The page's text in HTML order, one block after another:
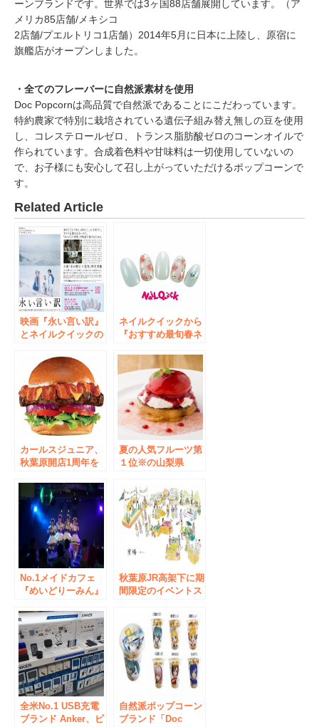
ーンブランドです。世界では3ヶ国88店舗展開しています。（ア
メリカ85店舗/メキシコ
2店舗/プエルトリコ1店舗）2014年5月に日本に上陸し、原宿に
旗艦店がオープンしました。
・全てのフレーバーに自然派素材を使用
Doc Popcornは高品質で自然派であることにこだわっています。
特約農家で特別に栽培されている遺伝子組み替え無しの豆を使用
し、コレステロールゼロ、トランス脂肪酸ゼロのコーンオイルで
作られています。合成着色料や甘味料は一切使用していないの
で、お子様にも安心して召し上がっていただけるポップコーンで
す。
Related Article
映画『永い言い訳』
とネイルクイックの
実施中
ネイルクイックから
『おすすめ最旬春ネ
ンドカラーを使用し
た小花柄ネイルな
ど、2016年3月の新
作ネイルデザイン5
種を提案！
カールスジュニア、
秋葉原開店1周年を
売の限定メニュー販
売＆感謝キャンペー
ン展開
夏の人気フルーツ第
１位※の山梨県
用した『贅沢フレン
チトースト』、食ベ
ログ日本一のフレン
チトースト専門店か
らこの夏限定販売！
No.1メイドカフェ
『めいどりーみん』
インメントサービス
を強化！ ”萌えカワ
イイ ライブレスト
ラン”へと進化し、
コラボイベント企画
を拡充していきま
す！
秋葉原JR高架下に期
間限定のイベントス
「商場（アキバ）」
2017年3月12日
（日）ＳＴＡＲ
Ｔ!！
全米No.1 USB充電
ブランド Anker、ビ
自然派ポップコーン
ブランド「Doc